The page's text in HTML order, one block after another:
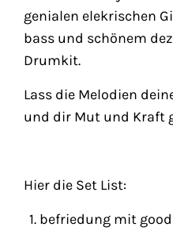
genialen elekrischen
bass und schönem
Drumkit.
Lass die Melodien
und dir Mut und Kraft
Hier die Set List:
befriedung mit